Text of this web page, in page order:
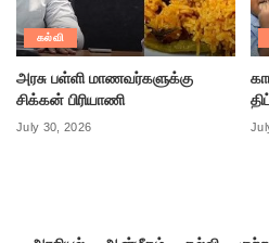
கல்வி
அரசு பள்ளி மாணவர்களுக்கு
சிக்கன் பிரியாணி
July 30, 2026